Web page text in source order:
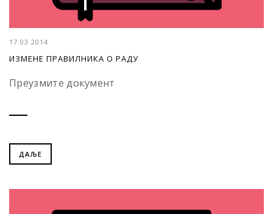
17.03.2014
ИЗМЕНЕ ПРАВИЛНИКА О РАДУ
Преузмите документ
ДАЉЕ